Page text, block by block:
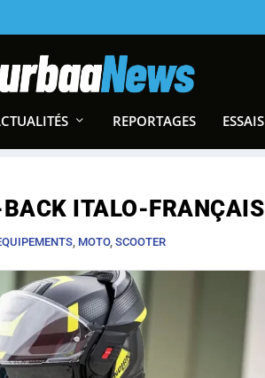
REPORTAGES ESSAIS
ITALO-FRANÇAIS
MOTO, SCOOTER